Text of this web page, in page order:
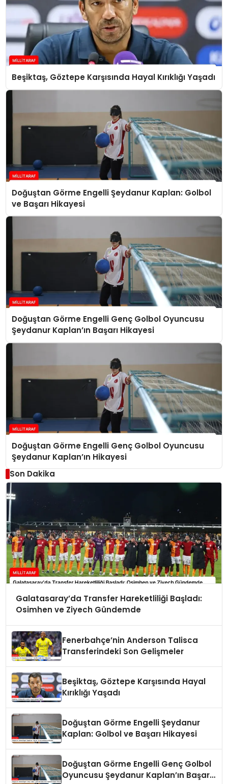
Beşiktaş, Göztepe Karşısında Hayal Kırıklığı Yaşadı
Doğuştan Görme Engelli Şeydanur Kaplan: Golbol
ve Başarı Hikayesi
Doğuştan Görme Engelli Genç Golbol Oyuncusu
Şeydanur Kaplan’ın Başarı Hikayesi
Doğuştan Görme Engelli Genç Golbol Oyuncusu
Şeydanur Kaplan’ın Hikayesi
Son Dakika
Galatasaray’da Transfer Hareketliliği Başladı:
Osimhen ve Ziyech Gündemde
Fenerbahçe’nin Anderson Talisca
Transferindeki Son Gelişmeler
Beşiktaş, Göztepe Karşısında Hayal
Kırıklığı Yaşadı
Doğuştan Görme Engelli Şeydanur
Kaplan: Golbol ve Başarı Hikayesi
Doğuştan Görme Engelli Genç Golbol
Oyuncusu Şeydanur Kaplan’ın Başarı